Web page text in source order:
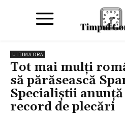
ULTIMA ORA
Tot mai mulți
să părăsească
Specialiștii
record de plecări